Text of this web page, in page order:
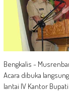
Bengkalis -
Acara dibuka
lantai IV Kantor